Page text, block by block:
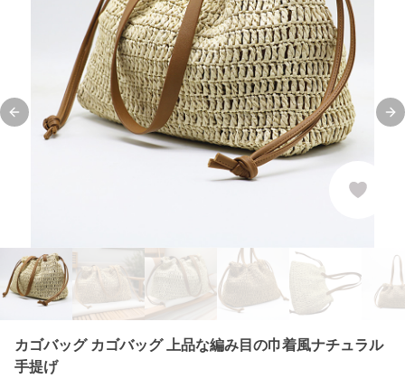
Previous slide
カゴバッグ カゴバッグ 上品な編み目の巾着風ナチュラル
手提げ